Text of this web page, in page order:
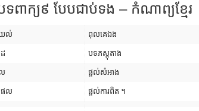
ទពាក្យ៩ បែបជាប់ទង – កំណាព្យខ្មែរ
យល់ ពុលគេឯង
បទភស្តុតាង
ផ្តល់សំអាង
ផល ផ្តល់ការពិត ។